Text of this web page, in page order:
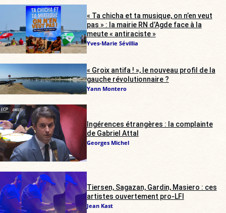
« Ta chicha et ta musique, on n’en veut
pas » : la mairie RN d’Agde face à la
meute « antiraciste »
Yves-Marie Sévillia
« Groix antifa ! », le nouveau profil de la
gauche révolutionnaire ?
Yann Montero
Ingérences étrangères : la complainte
de Gabriel Attal
Georges Michel
Tiersen, Sagazan, Gardin, Masiero : ces
artistes ouvertement pro-LFI
Jean Kast